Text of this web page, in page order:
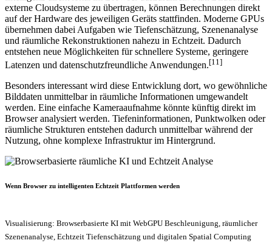
externe Cloudsysteme zu übertragen, können Berechnungen direkt
auf der Hardware des jeweiligen Geräts stattfinden. Moderne GPUs
übernehmen dabei Aufgaben wie Tiefenschätzung, Szenenanalyse
und räumliche Rekonstruktionen nahezu in Echtzeit. Dadurch
entstehen neue Möglichkeiten für schnellere Systeme, geringere
Latenzen und datenschutzfreundliche Anwendungen.[11]
Besonders interessant wird diese Entwicklung dort, wo gewöhnliche
Bilddaten unmittelbar in räumliche Informationen umgewandelt
werden. Eine einfache Kameraaufnahme könnte künftig direkt im
Browser analysiert werden. Tiefeninformationen, Punktwolken oder
räumliche Strukturen entstehen dadurch unmittelbar während der
Nutzung, ohne komplexe Infrastruktur im Hintergrund.
Wenn Browser zu intelligenten Echtzeit Plattformen werden
Visualisierung: Browserbasierte KI mit WebGPU Beschleunigung, räumlicher
Szenenanalyse, Echtzeit Tiefenschätzung und digitalen Spatial Computing